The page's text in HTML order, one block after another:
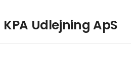
Udlejning ApS